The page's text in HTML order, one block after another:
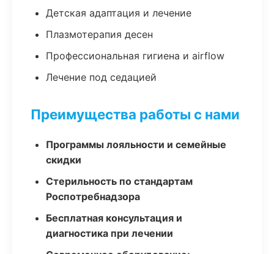
Детская адаптация и лечение
Плазмотерапия десен
Профессиональная гигиена и airflow
Лечение под седацией
Преимущества работы с нами
Программы лояльности и семейные
скидки
Стерильность по стандартам
Роспотребнадзора
Бесплатная консультация и
диагностика при лечении